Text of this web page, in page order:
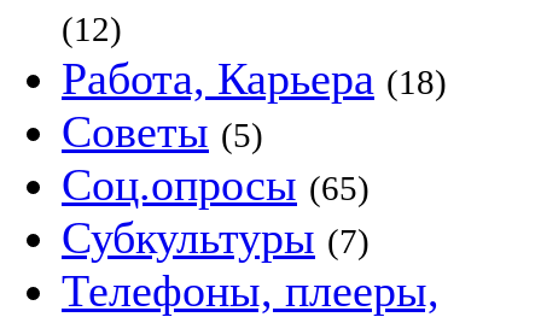
(12)
Работа, Карьера (18)
Советы (5)
Соц.опросы (65)
Субкультуры (7)
Телефоны, плееры,